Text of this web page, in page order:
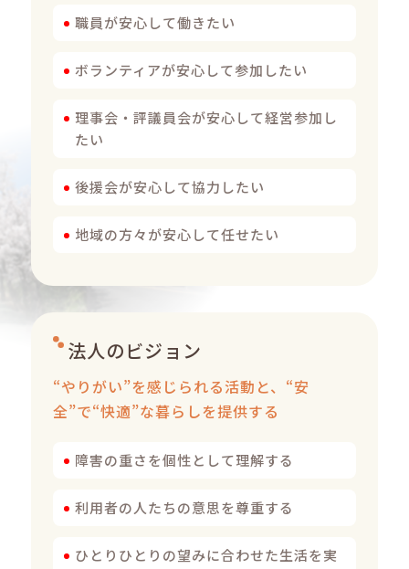
職員が安心して働きたい
ボランティアが安心して参加したい
理事会・評議員会が安心して経営参加し
たい
後援会が安心して協力したい
地域の方々が安心して任せたい
法人のビジョン
“やりがい”を感じられる活動と、“安
全”で“快適”な暮らしを提供する
障害の重さを個性として理解する
利用者の人たちの意思を尊重する
ひとりひとりの望みに合わせた生活を実